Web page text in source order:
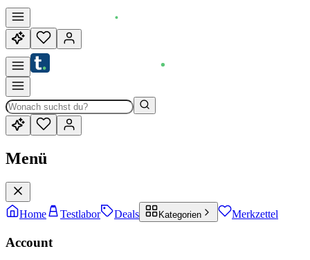
Menü
Home Testlabor Deals Kategorien Merkzettel
Account